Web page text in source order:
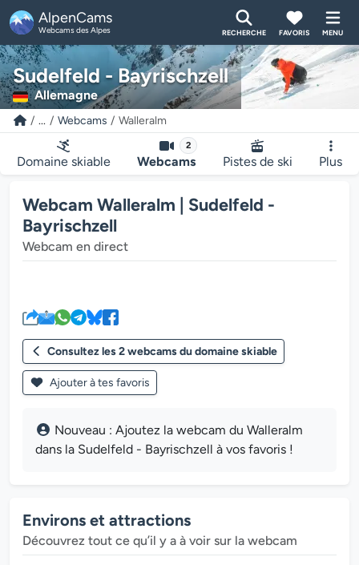
AlpenCams
Webcams des Alpes RECHERCHE FAVORIS MENU
Sudelfeld - Bayrischzell
Allemagne
... Webcams Walleralm
Domaine skiable
2
Webcams Pistes de ski Plus
Webcam Walleralm | Sudelfeld -
Bayrischzell
Webcam en direct
Consultez les 2 webcams du domaine skiable
Ajouter à tes favoris
Nouveau : Ajoutez la webcam du Walleralm
dans la Sudelfeld - Bayrischzell à vos favoris !
Environs et attractions
Découvrez tout ce qu’il y a à voir sur la webcam